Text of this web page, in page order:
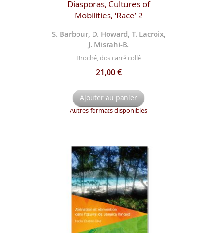
Diasporas, Cultures of
Mobilities, ‘Race’ 2
S. Barbour, D. Howard, T. Lacroix,
J. Misrahi-B.
Broché, dos carré collé
21,00 €
Ajouter au panier
Autres formats disponibles